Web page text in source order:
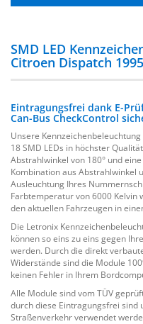
SMD LED
Citroen Dispatch
Eintragungsfrei dank E-
Can-Bus CheckControl
Unsere
18 SMD LEDs in höchster
Abstrahlwinkel von 180° und
Kombination aus Abstrahlwinkel
Ausleuchtung Ihres
Farbtemperatur von 6000 Kelvin
den aktuellen Fahrzeugen in
Die Letronix
können so eins zu eins gegen
werden. Durch die direkt
Widerstände sind die Module
keinen Fehler in Ihrem
Alle Module sind vom TÜV
durch diese Eintragungsfrei sind
Straßenverkehr verwendet